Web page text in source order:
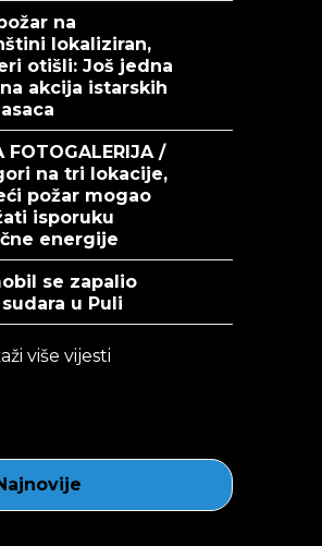
na
lokaliziran,
otišli: Još jedna
akcija istarskih
FOTOGALERIJA /
na tri lokacije,
požar mogao
isporuku
energije
se zapalio
u Puli
više vijesti